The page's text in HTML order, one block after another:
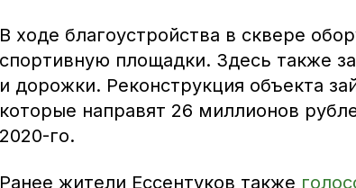
В ходе благоустройства в сквере
спортивную площадки. Здесь также
и дорожки. Реконструкция объекта
которые направят 26 миллионов
2020-го.
Ранее жители Ессентуков также